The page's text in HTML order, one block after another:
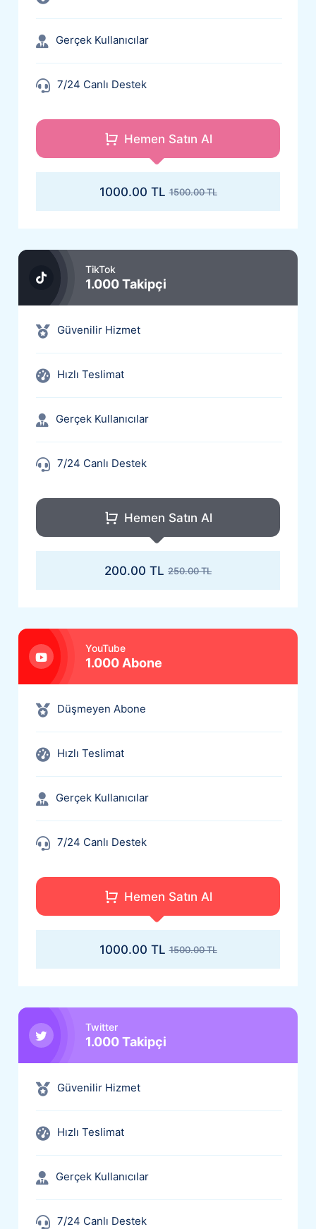
Gerçek Kullanıcılar
7/24 Canlı Destek
Ucuz Takipçi
Hemen Satın Al
1000.00 TL 1500.00 TL
TikTok
1.000 Takipçi
Güvenilir Hizmet
Hızlı Teslimat
Gerçek Kullanıcılar
7/24 Canlı Destek
En Ucuz Takipçi
Hemen Satın Al
200.00 TL 250.00 TL
YouTube
1.000 Abone
Düşmeyen Abone
Hızlı Teslimat
Gerçek Kullanıcılar
7/24 Canlı Destek
Ucuz Hizmet
Hemen Satın Al
1000.00 TL 1500.00 TL
Twitter
1.000 Takipçi
Güvenilir Hizmet
Hızlı Teslimat
Gerçek Kullanıcılar
7/24 Canlı Destek